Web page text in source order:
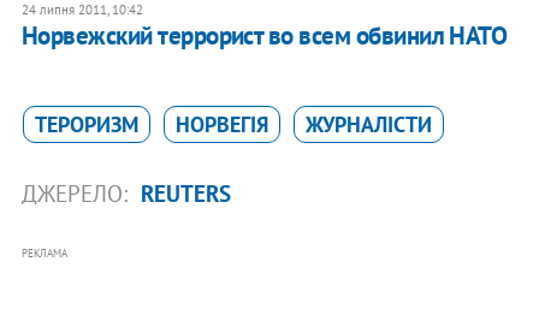
24 липня 2011, 10:42
Норвежский террорист во всем обвинил НАТО
ТЕРОРИЗМ НОРВЕГІЯ ЖУРНАЛІСТИ
ДЖЕРЕЛО: REUTERS
РЕКЛАМА